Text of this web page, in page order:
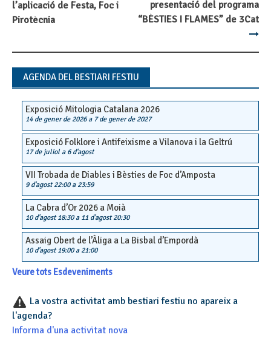
Post
navigation
l’aplicació de Festa, Foc i
Pirotècnia
presentació del programa
“BÈSTIES I FLAMES” de 3Cat
AGENDA DEL BESTIARI FESTIU
Exposició Mitologia Catalana 2026
14 de gener de 2026a 7 de gener de 2027
Exposició Folklore i Antifeixisme a Vilanova i la Geltrú
17 de juliola 6 d'agost
VII Trobada de Diables i Bèsties de Foc d’Amposta
9 d'agost 22:00a 23:59
La Cabra d’Or 2026 a Moià
10 d'agost 18:30a 11 d'agost 20:30
Assaig Obert de l’Àliga a La Bisbal d’Empordà
10 d'agost 19:00a 21:00
Veure tots Esdeveniments
La vostra activitat amb bestiari festiu no apareix a
l'agenda?
Informa d'una activitat nova